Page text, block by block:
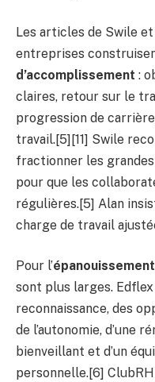
Les articles de Swile
entreprises
d’accomplissement :
claires, retour sur le
progression de
travail.[5][11] Swile
fractionner les
pour que les
régulières.[5] Alan
charge de travail
Pour l’
sont plus larges.
reconnaissance, des
de l’autonomie, d’une
bienveillant et d’un
personnelle.[6]